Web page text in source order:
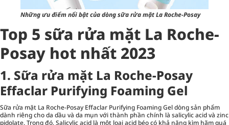
Những ưu điểm nổi bật của dòng sữa rửa mặt La Roche-Posay
Top 5 sữa rửa mặt La Roche-
Posay hot nhất 2023
1. Sữa rửa mặt La Roche-Posay
Effaclar Purifying Foaming Gel
Sữa rửa mặt La Roche-Posay Effaclar Purifying Foaming Gel dòng sản phẩm
dành riêng cho da dầu và da mụn với thành phần chính là salicylic acid và zinc
pidolate. Trong đó, Salicylic acid là một loại acid béo có khả năng kìm hãm quá